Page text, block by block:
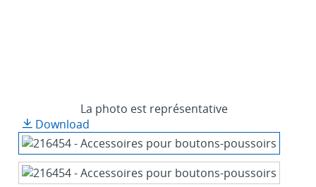
La photo est représentative
Download